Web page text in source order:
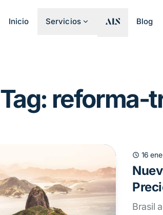
Inicio Servicios Blog
Tag: reforma-
16
Brasil